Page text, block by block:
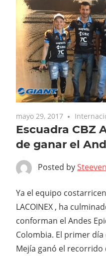
mayo 29, 2017
Escuadra CBZ
de ganar el
Posted by
Ya el equipo
LACOINEX , ha
conforman el Andes
Colombia. El primer
Mejía ganó el recorrido